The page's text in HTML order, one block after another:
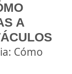
A
Cómo